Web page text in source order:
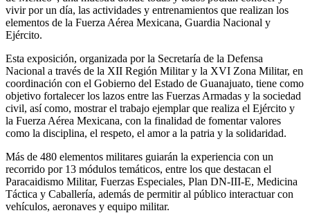
vivir por un día, las actividades y entrenamientos que realizan los
elementos de la Fuerza Aérea Mexicana, Guardia Nacional y
Ejército.
Esta exposición, organizada por la Secretaría de la Defensa
Nacional a través de la XII Región Militar y la XVI Zona Militar, en
coordinación con el Gobierno del Estado de Guanajuato, tiene como
objetivo fortalecer los lazos entre las Fuerzas Armadas y la sociedad
civil, así como, mostrar el trabajo ejemplar que realiza el Ejército y
la Fuerza Aérea Mexicana, con la finalidad de fomentar valores
como la disciplina, el respeto, el amor a la patria y la solidaridad.
Más de 480 elementos militares guiarán la experiencia con un
recorrido por 13 módulos temáticos, entre los que destacan el
Paracaidismo Militar, Fuerzas Especiales, Plan DN-III-E, Medicina
Táctica y Caballería, además de permitir al público interactuar con
vehículos, aeronaves y equipo militar.